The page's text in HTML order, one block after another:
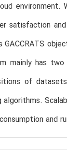
environment.
satisfaction
GACCRATS
mainly has
of
algorithms.
and